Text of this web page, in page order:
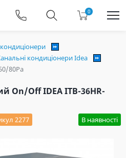
0
кондиціонери Idea
80Pа
On/Off IDEA ITB-36HR-
2277 В наявності